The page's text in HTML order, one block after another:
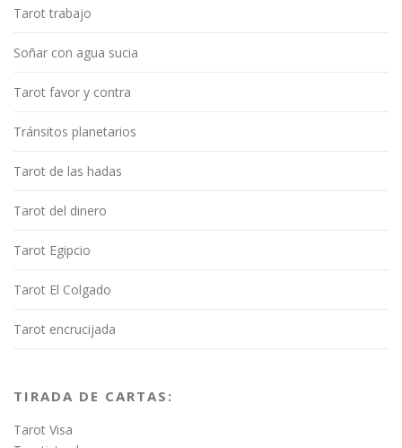
Tarot trabajo
Soñar con agua sucia
Tarot favor y contra
Tránsitos planetarios
Tarot de las hadas
Tarot del dinero
Tarot Egipcio
Tarot El Colgado
Tarot encrucijada
TIRADA DE CARTAS:
Tarot Visa